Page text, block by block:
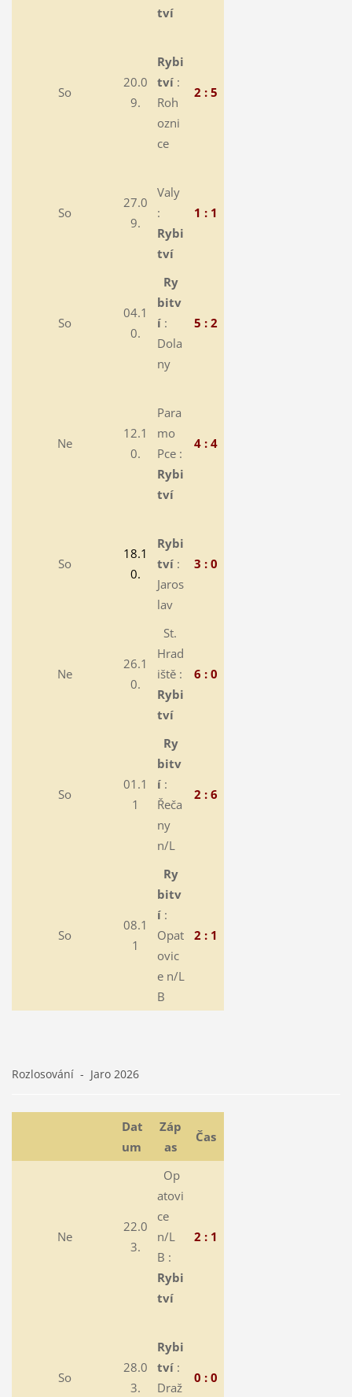
tví
So
20.0
9.
Rybi
tví :
Roh
ozni
ce
2 : 5
So
27.0
9.
Valy
:
Rybi
tví
1 : 1
So
04.1
0.
Ry
bitv
í :
Dola
ny
5 : 2
Ne
12.1
0.
Para
mo
Pce :
Rybi
tví
4 : 4
So
18.1
0.
Rybi
tví:
Jaros
lav
3 : 0
Ne
26.1
0.
St.
Hrad
iště :
Rybi
tví
6 : 0
So
01.1
1
Ry
bitv
í:
Řeča
ny
n/L
2 : 6
So
08.1
1
Ry
bitv
í:
Opat
ovic
e n/L
B
2 : 1
Rozlosování - Jaro 2026
Dat
um
Záp
as
Čas
Ne
22.0
3.
Op
atovi
ce
n/L
B :
Rybi
tví
2 : 1
So
28.0
3.
Rybi
tví:
Draž
0 : 0